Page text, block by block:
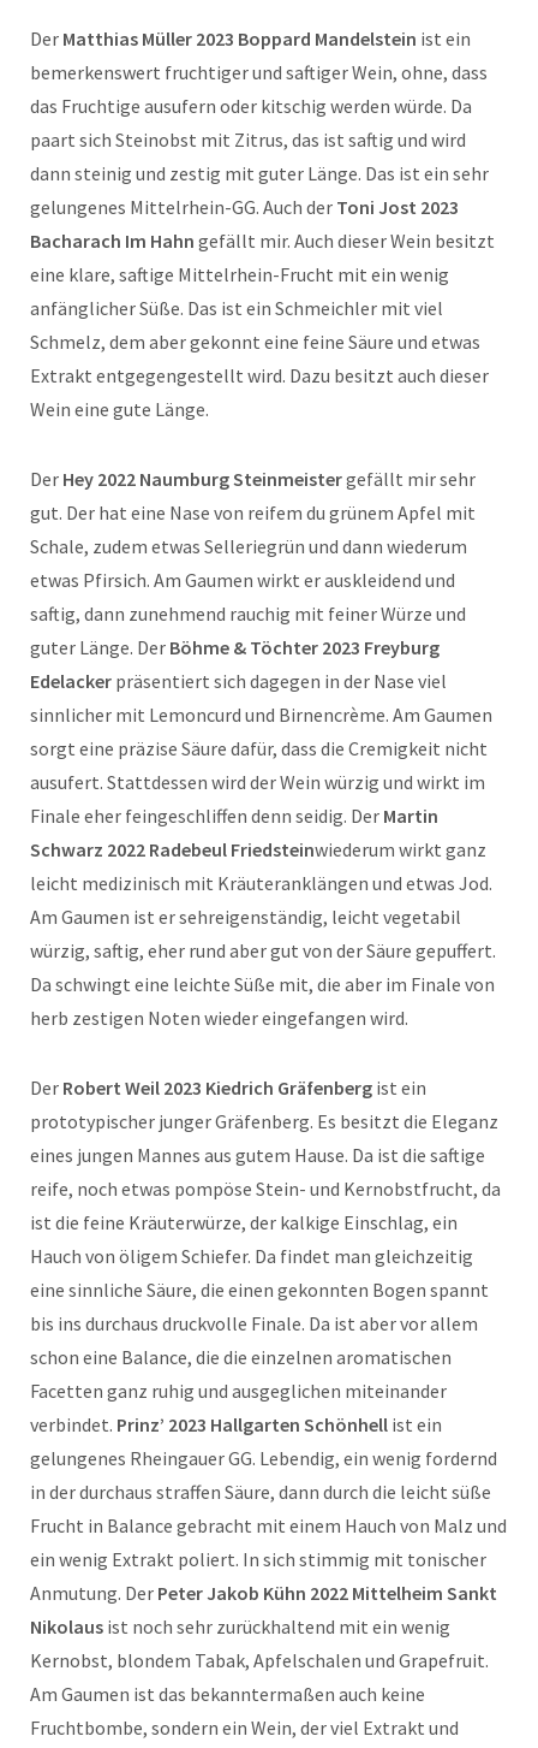
Der Matthias Müller 2023 Boppard Mandelstein ist ein
bemerkenswert fruchtiger und saftiger Wein, ohne, dass
das Fruchtige ausufern oder kitschig werden würde. Da
paart sich Steinobst mit Zitrus, das ist saftig und wird
dann steinig und zestig mit guter Länge. Das ist ein sehr
gelungenes Mittelrhein-GG. Auch der Toni Jost 2023
Bacharach Im Hahn gefällt mir. Auch dieser Wein besitzt
eine klare, saftige Mittelrhein-Frucht mit ein wenig
anfänglicher Süße. Das ist ein Schmeichler mit viel
Schmelz, dem aber gekonnt eine feine Säure und etwas
Extrakt entgegengestellt wird. Dazu besitzt auch dieser
Wein eine gute Länge.
Der Hey 2022 Naumburg Steinmeistergefällt mir sehr
gut. Der hat eine Nase von reifem du grünem Apfel mit
Schale, zudem etwas Selleriegrün und dann wiederum
etwas Pfirsich. Am Gaumen wirkt er auskleidend und
saftig, dann zunehmend rauchig mit feiner Würze und
guter Länge. Der Böhme & Töchter 2023 Freyburg
Edelacker präsentiert sich dagegen in der Nase viel
sinnlicher mit Lemoncurd und Birnencrème. Am Gaumen
sorgt eine präzise Säure dafür, dass die Cremigkeit nicht
ausufert. Stattdessen wird der Wein würzig und wirkt im
Finale eher feingeschliffen denn seidig. Der Martin
Schwarz 2022 Radebeul Friedsteinwiederum wirkt ganz
leicht medizinisch mit Kräuteranklängen und etwas Jod.
Am Gaumen ist er sehreigenständig, leicht vegetabil
würzig, saftig, eher rund aber gut von der Säure gepuffert.
Da schwingt eine leichte Süße mit, die aber im Finale von
herb zestigen Noten wieder eingefangen wird.
Der Robert Weil 2023 Kiedrich Gräfenberg ist ein
prototypischer junger Gräfenberg. Es besitzt die Eleganz
eines jungen Mannes aus gutem Hause. Da ist die saftige
reife, noch etwas pompöse Stein- und Kernobstfrucht, da
ist die feine Kräuterwürze, der kalkige Einschlag, ein
Hauch von öligem Schiefer. Da findet man gleichzeitig
eine sinnliche Säure, die einen gekonnten Bogen spannt
bis ins durchaus druckvolle Finale. Da ist aber vor allem
schon eine Balance, die die einzelnen aromatischen
Facetten ganz ruhig und ausgeglichen miteinander
verbindet. Prinz’ 2023 Hallgarten Schönhell ist ein
gelungenes Rheingauer GG. Lebendig, ein wenig fordernd
in der durchaus straffen Säure, dann durch die leicht süße
Frucht in Balance gebracht mit einem Hauch von Malz und
ein wenig Extrakt poliert. In sich stimmig mit tonischer
Anmutung. Der Peter Jakob Kühn 2022 Mittelheim Sankt
Nikolaus ist noch sehr zurückhaltend mit ein wenig
Kernobst, blondem Tabak, Apfelschalen und Grapefruit.
Am Gaumen ist das bekanntermaßen auch keine
Fruchtbombe, sondern ein Wein, der viel Extrakt und